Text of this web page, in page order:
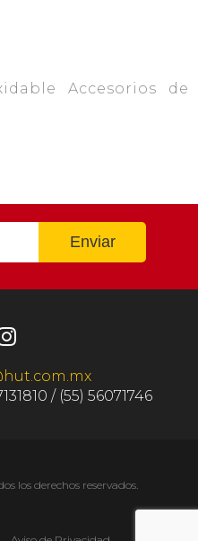
Accesorios de
/ (55) 56071746
los derechos reservados.